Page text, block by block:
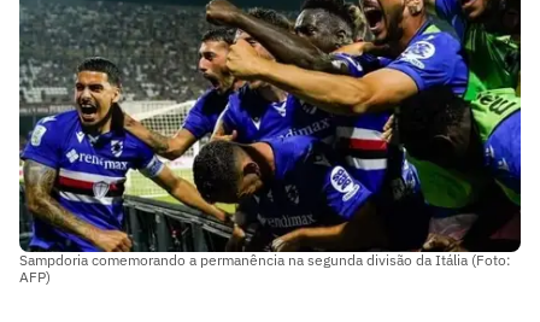
Sampdoria comemorando a permanência na segunda divisão da Itália (Foto:
AFP)